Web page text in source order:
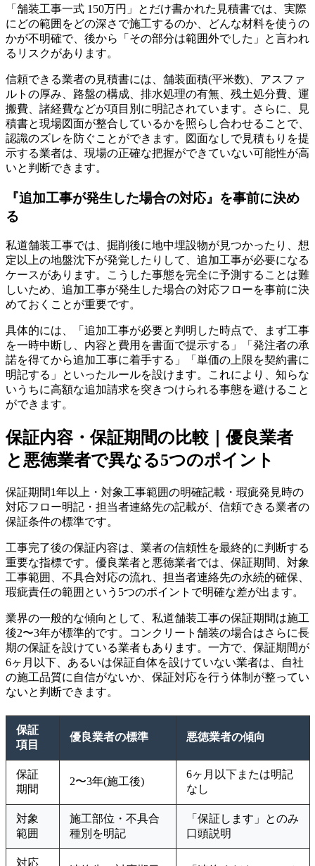
「舗装工事一式 150万円」とだけ書かれた見積書では、実際
にどの範囲をどの深さで施工するのか、どんな材料を使うの
かが不明確で、後から「その部分は範囲外でした」と言われ
るリスクがあります。
信頼できる業者の見積書には、舗装面積(平米数)、アスファ
ルトの厚み、路盤の構成、排水処理の有無、残土処分費、運
搬費、諸経費などが項目別に明記されています。さらに、見
積書と現場図面が整合しているかを照らし合わせることで、
認識のズレを防ぐことができます。図面なしで見積もりを提
示する業者は、現場の正確な把握ができていない可能性が高
いと判断できます。
『追加工事が発生した場合の対応』を事前に決め
る
私道舗装工事では、掘削後に地中埋設物が見つかったり、想
定以上の地盤沈下が発覚したりして、追加工事が必要になる
ケースがあります。こうした事態を完全に予測することは難
しいため、追加工事が発生した場合の対応フローを事前に決
めておくことが重要です。
具体的には、「追加工事が必要と判明した時点で、まず工事
を一時中断し、内容と費用を書面で提示する」「発注者の承
諾を得てから追加工事に着手する」「単価の上限を契約書に
明記する」といったルールを設けます。これにより、知らな
いうちに高額な追加請求を突きつけられる事態を避けること
ができます。
保証内容・保証期間の比較｜優良業者
と悪徳業者で異なる5つのポイント
保証期間1年以上・対象工事範囲の明確記載・瑕疵発見時の
対応フロー明記・担当者連絡先の記載が、信頼できる業者の
保証条件の標準です。
工事完了後の保証内容は、業者の信頼性を最終的に判断する
重要な指標です。優良業者と悪徳業者では、保証期間、対象
工事範囲、不具合対応の流れ、担当者連絡先の永続的確保、
瑕疵責任の範囲という5つのポイントで明確な差が出ます。
業界の一般的な傾向として、私道舗装工事の保証期間は施工
後2〜3年が標準的です。コンクリート舗装の場合はさらに長
期の保証を設けている業者もあります。一方で、保証期間が
6ヶ月以下、あるいは保証自体を設けていない業者は、自社
の施工品質に自信がないか、保証対応を行う体制が整ってい
ないと判断できます。
保証
項目
優良業者の標準 悪徳業者の傾向
保証
期間
2〜3年(施工後)
6ヶ月以下または明記
なし
対象
範囲
施工部位・不具合
種別を明記
「保証します」とのみ
口頭説明
対応